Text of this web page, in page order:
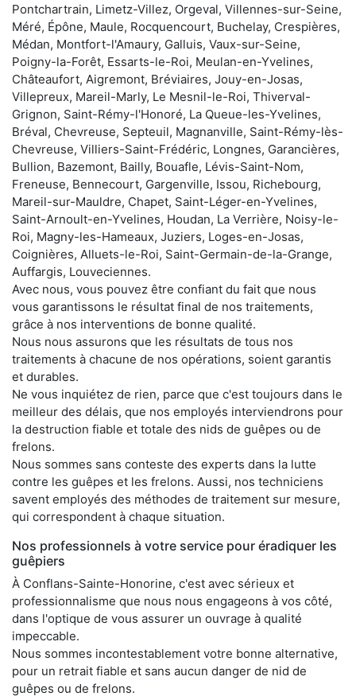
Pontchartrain, Limetz-Villez, Orgeval, Villennes-sur-Seine,
Méré, Épône, Maule, Rocquencourt, Buchelay, Crespières,
Médan, Montfort-l'Amaury, Galluis, Vaux-sur-Seine,
Poigny-la-Forêt, Essarts-le-Roi, Meulan-en-Yvelines,
Châteaufort, Aigremont, Bréviaires, Jouy-en-Josas,
Villepreux, Mareil-Marly, Le Mesnil-le-Roi, Thiverval-
Grignon, Saint-Rémy-l'Honoré, La Queue-les-Yvelines,
Bréval, Chevreuse, Septeuil, Magnanville, Saint-Rémy-lès-
Chevreuse, Villiers-Saint-Frédéric, Longnes, Garancières,
Bullion, Bazemont, Bailly, Bouafle, Lévis-Saint-Nom,
Freneuse, Bennecourt, Gargenville, Issou, Richebourg,
Mareil-sur-Mauldre, Chapet, Saint-Léger-en-Yvelines,
Saint-Arnoult-en-Yvelines, Houdan, La Verrière, Noisy-le-
Roi, Magny-les-Hameaux, Juziers, Loges-en-Josas,
Coignières, Alluets-le-Roi, Saint-Germain-de-la-Grange,
Auffargis, Louveciennes.
Avec nous, vous pouvez être confiant du fait que nous
vous garantissons le résultat final de nos traitements,
grâce à nos interventions de bonne qualité.
Nous nous assurons que les résultats de tous nos
traitements à chacune de nos opérations, soient garantis
et durables.
Ne vous inquiétez de rien, parce que c'est toujours dans le
meilleur des délais, que nos employés interviendrons pour
la destruction fiable et totale des nids de guêpes ou de
frelons.
Nous sommes sans conteste des experts dans la lutte
contre les guêpes et les frelons. Aussi, nos techniciens
savent employés des méthodes de traitement sur mesure,
qui correspondent à chaque situation.
Nos professionnels à votre service pour éradiquer les
guêpiers
À Conflans-Sainte-Honorine, c'est avec sérieux et
professionnalisme que nous nous engageons à vos côté,
dans l'optique de vous assurer un ouvrage à qualité
impeccable.
Nous sommes incontestablement votre bonne alternative,
pour un retrait fiable et sans aucun danger de nid de
guêpes ou de frelons.